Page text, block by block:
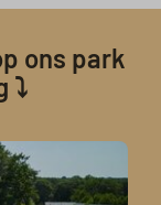
ons park
⤵